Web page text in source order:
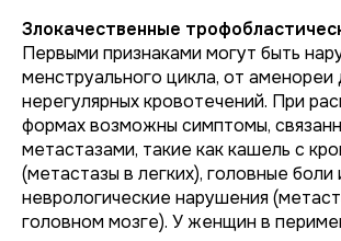
Злокачественные
Первыми признаками могут быть
менструального цикла, от аменореи
нерегулярных кровотечений. При
формах возможны симптомы,
метастазами, такие как кашель с
(метастазы в легких), головные боли
неврологические нарушения
головном мозге). У женщин в